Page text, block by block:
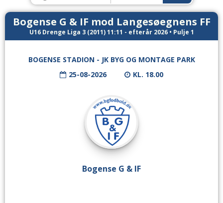
Bogense G & IF mod Langesøegnens FF
U16 Drenge Liga 3 (2011) 11:11 - efterår 2026 • Pulje 1
BOGENSE STADION - JK BYG OG MONTAGE PARK
25-08-2026
KL. 18.00
Bogense G & IF